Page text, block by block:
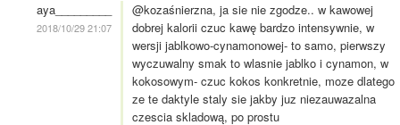
aya_________
2018/10/29 21:07
@kozaśnierzna, ja sie nie zgodze.. w kawowej
dobrej kalorii czuc kawę bardzo intensywnie, w
wersji jablkowo-cynamonowej- to samo, pierwszy
wyczuwalny smak to wlasnie jablko i cynamon, w
kokosowym- czuc kokos konkretnie, moze dlatego
ze te daktyle staly sie jakby juz niezauwazalna
czescia skladową, po prostu